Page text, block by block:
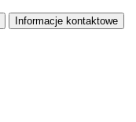
Informacje kontaktowe